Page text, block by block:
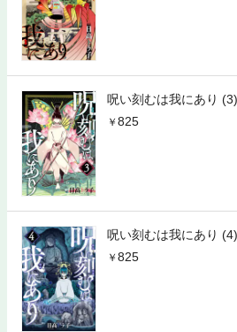
呪い刻むは我にあり (3)
825
呪い刻むは我にあり (4)
825